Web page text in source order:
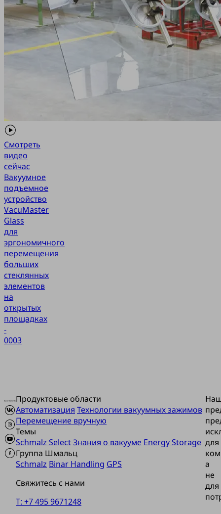
Смотреть
видео
сейчас
Вакуумное
подъемное
устройство
VacuMaster
Glass
для
эргономичного
перемещения
больших
стеклянных
элементов
на
открытых
площадках
-
0003
Продуктовые области
Автоматизация Технологии вакуумных зажимов
Перемещение вручную
Темы
Schmalz SelectЗнания о вакууме Energy Storage
Группа Шмальц
Schmalz Binar Handling GPS
Свяжитесь с нами
T: +7 495 9671248
для
а
не
для